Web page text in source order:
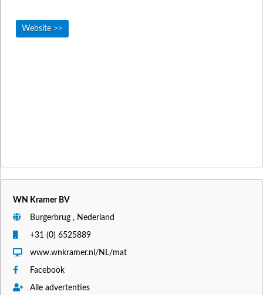
Website >>
WN Kramer BV
Burgerbrug , Nederland
+31 (0) 6525889
www.wnkramer.nl/NL/mat
Facebook
Alle advertenties